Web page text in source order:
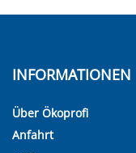
INFORMATIONEN
Über Ökoprofi
Anfahrt